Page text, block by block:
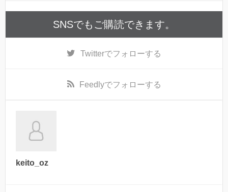
SNSでもご購読できます。
Twitterでフォローする
Feedlyでフォローする
keito_oz